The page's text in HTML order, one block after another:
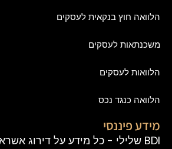
הלוואה חוץ בנקאית לעסקים
משכנתאות לעסקים
הלוואות לעסקים
הלוואה כנגד נכס
מידע פיננסי
BDI שלילי - כל מידע על דירוג אשראי